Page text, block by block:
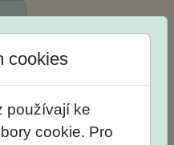
cookies
používají ke
cookie. Pro